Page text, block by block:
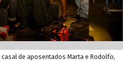
de aposentados Marta e Rodolfo,